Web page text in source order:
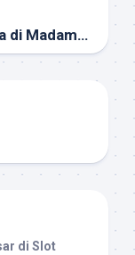
Mendapatkan Jackpot Utama di Madame Destiny, Begini Caranya
di Slot